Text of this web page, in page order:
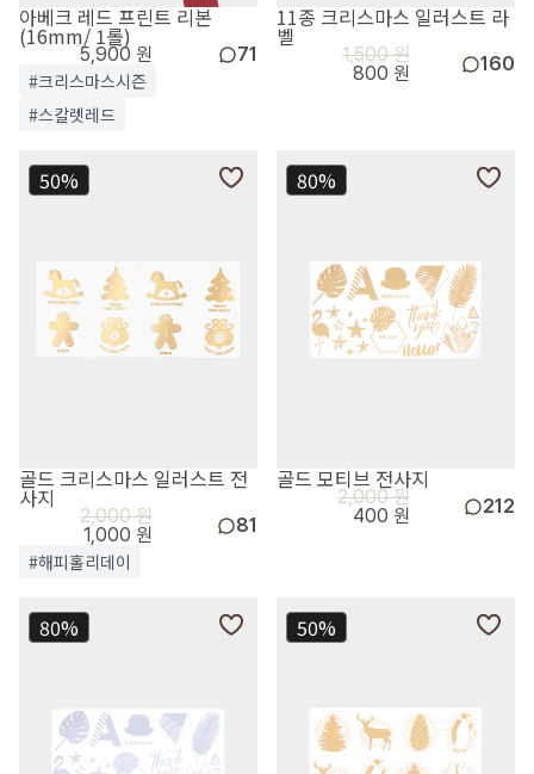
아베크 레드 프린트 리본
(16mm/ 1롤)
5,900 원 71
#크리스마스시즌
#스칼렛레드
11종 크리스마스 일러스트 라
벨
1,500 원
800 원
160
50%
골드 크리스마스 일러스트 전
사지
2,000 원
1,000 원
81
#해피홀리데이
80%
골드 모티브 전사지
2,000 원
400 원
212
80% 50%